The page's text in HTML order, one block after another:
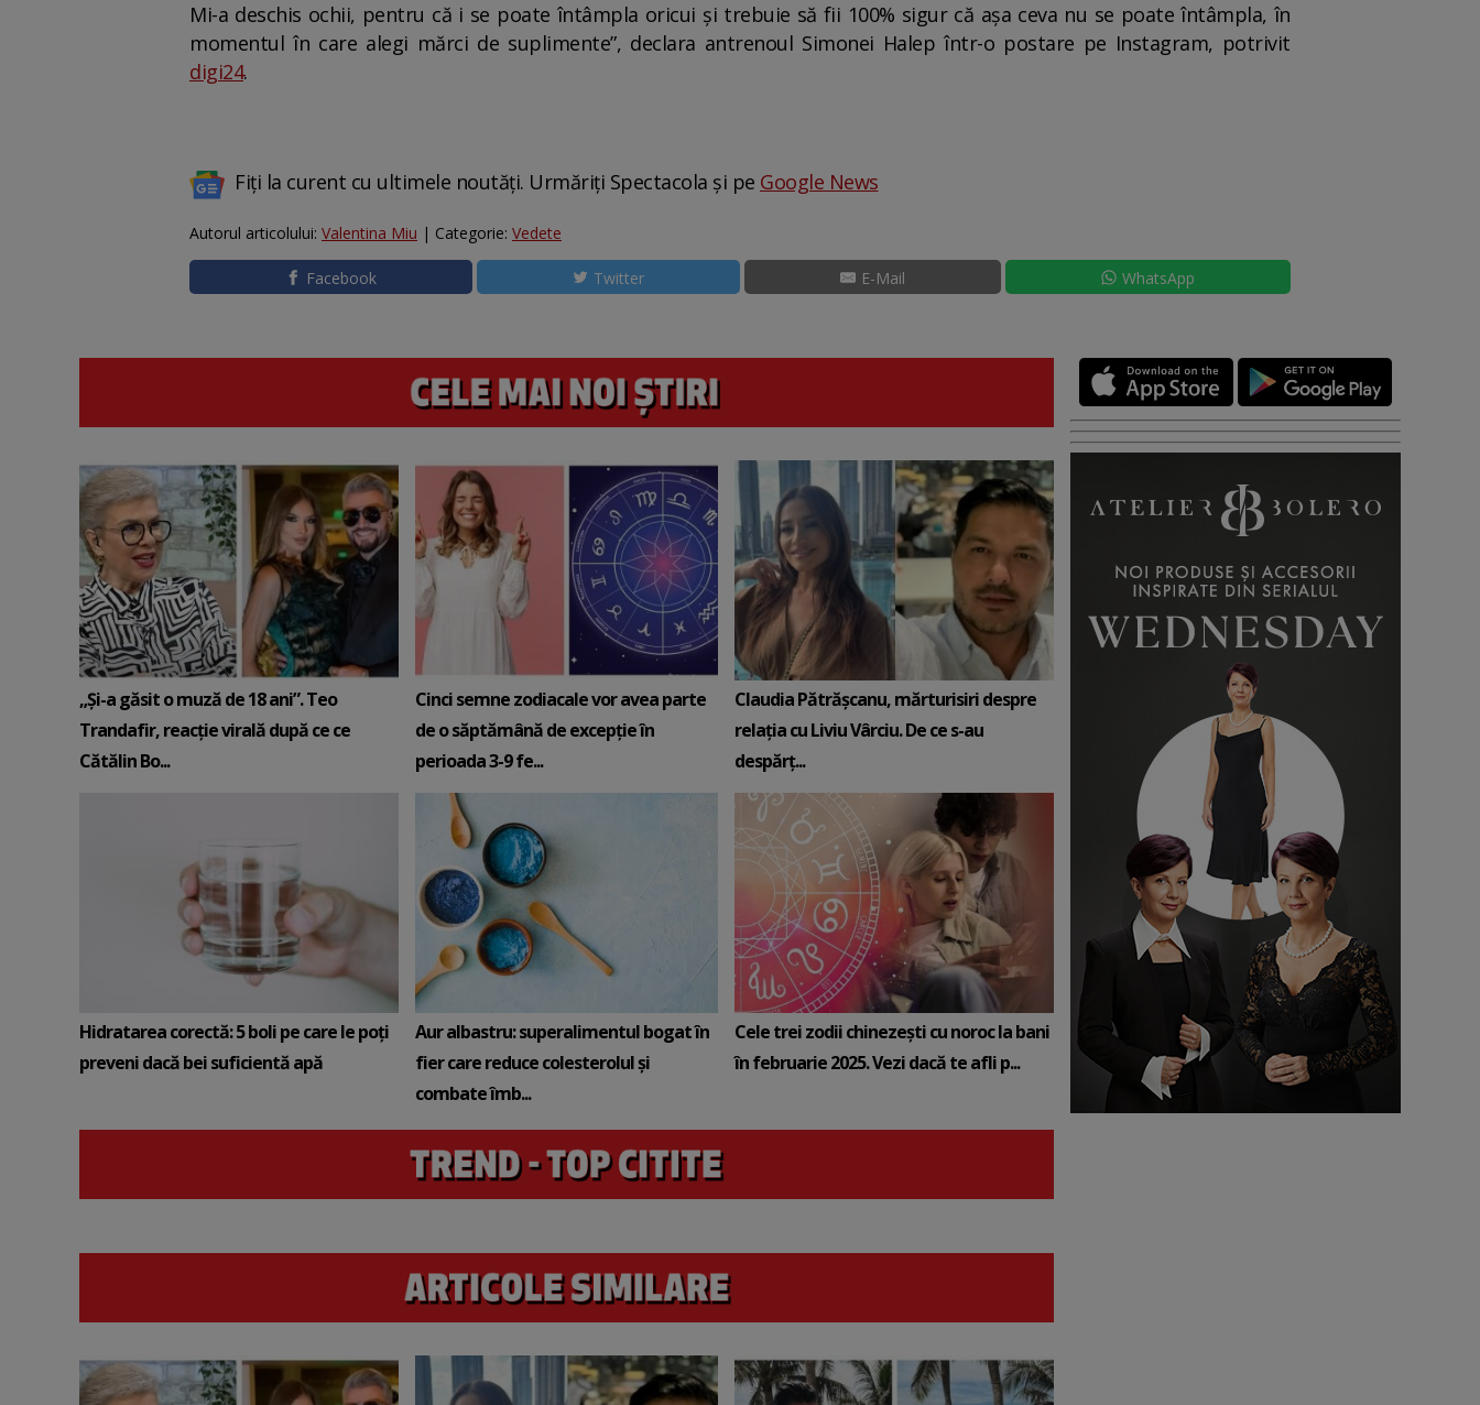
Mi-a deschis ochii, pentru că i se poate întâmpla oricui și trebuie să fii 100% sigur că așa ceva nu se poate întâmpla, în
momentul în care alegi mărci de suplimente”, declara antrenoul Simonei Halep într-o postare pe Instagram, potrivit
digi24.
Fiți la curent cu ultimele noutăți. Urmăriți Spectacola și pe Google News
Autorul articolului: Valentina Miu | Categorie: Vedete
Facebook Twitter E-Mail WhatsApp
„Și-a găsit o muză de 18 ani”. Teo
Trandafir, reacție virală după ce ce
Cătălin Bo...
Cinci semne zodiacale vor avea parte
de o săptămână de excepție în
perioada 3-9 fe...
Claudia Pătrășcanu, mărturisiri despre
relația cu Liviu Vârciu. De ce s-au
despărț...
Hidratarea corectă: 5 boli pe care le poți
preveni dacă bei suficientă apă
Aur albastru: superalimentul bogat în
fier care reduce colesterolul și
combate îmb...
Cele trei zodii chinezești cu noroc la bani
în februarie 2025. Vezi dacă te afli p...